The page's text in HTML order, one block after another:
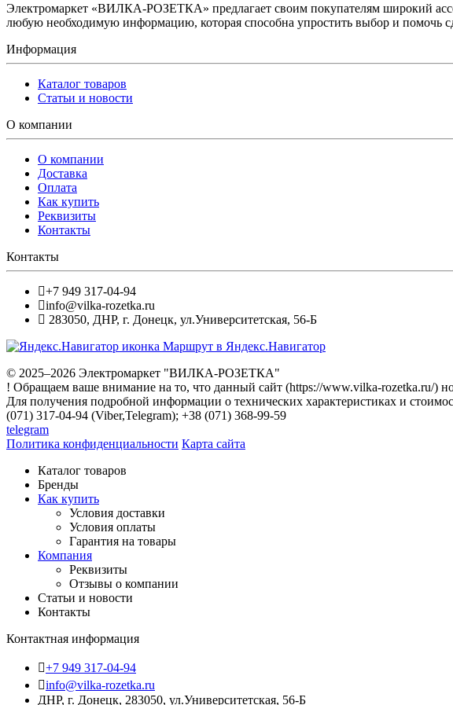
Электромаркет «ВИЛКА-РОЗЕТКА» предлагает своим покупателям широкий
любую необходимую информацию, которая способна упростить выбор и помочь
Информация
Каталог товаров
Статьи и новости
О компании
О компании
Доставка
Оплата
Как купить
Реквизиты
Контакты
Контакты
+7 949 317-04-94
info@vilka-rozetka.ru
283050, ДНР, г. Донецк, ул.Университетская, 56-Б
Маршрут в Яндекс.Навигатор
© 2025–2026 Электромаркет "ВИЛКА-РОЗЕТКА"
! Обращаем ваше внимание на то, что данный сайт (https://www.vilka-rozetka.ru/)
Для получения подробной информации о технических характеристиках и
(071) 317-04-94 (Viber,Telegram); +38 (071) 368-99-59
telegram
Политика конфиденциальности Карта сайта
Каталог товаров
Бренды
Как купить
Условия доставки
Условия оплаты
Гарантия на товары
Компания
Реквизиты
Отзывы о компании
Статьи и новости
Контакты
Контактная информация
+7 949 317-04-94
info@vilka-rozetka.ru
ДНР, г. Донецк, 283050, ул.Университетская, 56-Б